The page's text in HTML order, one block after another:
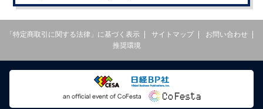
「特定商取引に関する法律」に基づく表示 サイトマップ
お問い合わせ
推奨環境